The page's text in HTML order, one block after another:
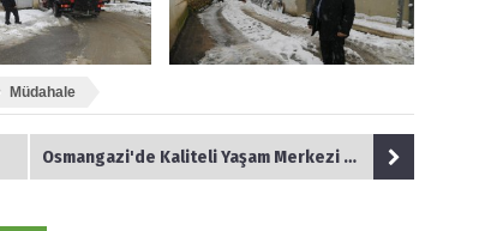
Müdahale
Osmangazi'de Kaliteli Yaşam Merkezi Hızla Yükseliyor